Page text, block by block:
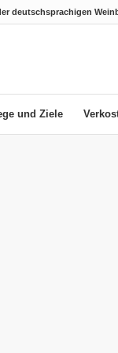
deutschsprachigen
und Ziele